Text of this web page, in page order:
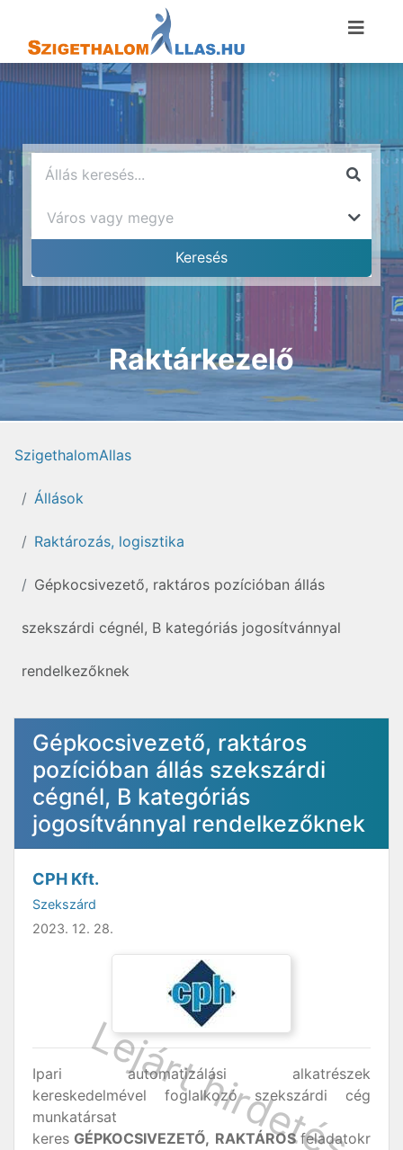
Raktárkezelő
SzigethalomAllas
Állások
Raktározás, logisztika
Gépkocsivezető, raktáros pozícióban állás
szekszárdi cégnél, B kategóriás jogosítvánnyal
rendelkezőknek
Gépkocsivezető, raktáros
pozícióban állás szekszárdi
cégnél, B kategóriás
jogosítvánnyal rendelkezőknek
CPH Kft.
Szekszárd
2023. 12. 28.
Ipari automatizálási alkatrészek
kereskedelmével foglalkozó szekszárdi cég
munkatársat
keres GÉPKOCSIVEZETŐ, RAKTÁROSfeladatokr